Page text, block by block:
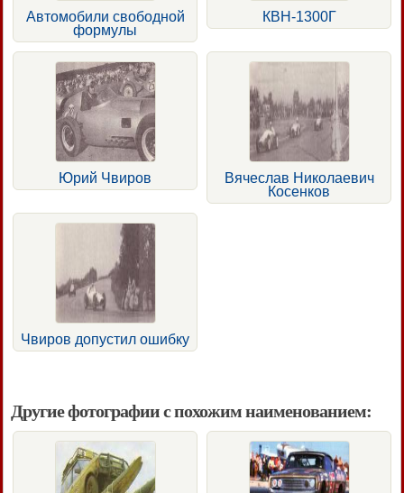
Автомобили свободной
формулы
КВН-1300Г
Юрий Чвиров
Вячеслав Николаевич
Косенков
Чвиров допустил ошибку
Другие фотографии с похожим наименованием: